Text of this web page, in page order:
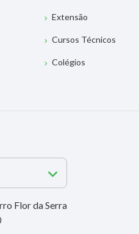
Extensão
Cursos Técnicos
Colégios
Flor da Serra